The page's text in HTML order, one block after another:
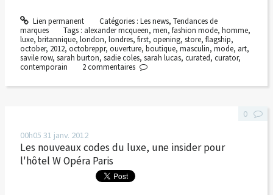
Lien permanent Catégories : Les news, Tendances de
marques
Tags : alexander mcqueen,men,fashion mode,homme,
luxe, britannique, london, londres, first, opening, store, flagship,
october, 2012, octobreppr, ouverture, boutique, masculin, mode, art,
savile row, sarah burton, sadie coles, sarah lucas, curated, curator,
contemporain
2commentaires
00h05 31 janv. 2012
Les nouveaux codes du luxe, une insider pour
l'hôtel W Opéra Paris
0